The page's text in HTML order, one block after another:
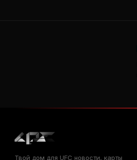
Твой дом для UFC новости, карты